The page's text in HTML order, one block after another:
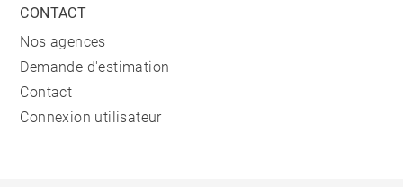
CONTACT
Nos agences
Demande d'estimation
Contact
Connexion utilisateur